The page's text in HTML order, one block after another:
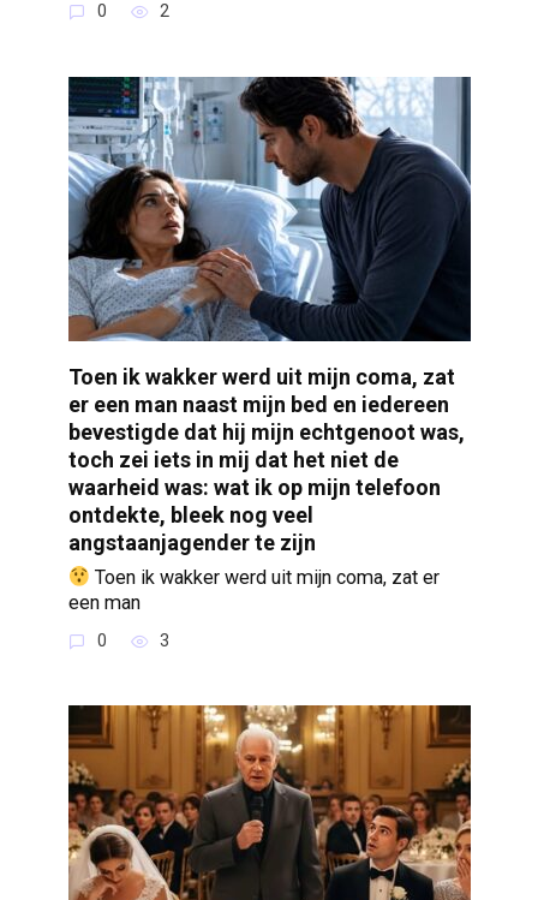
0 2
Toen ik wakker werd uit mijn coma, zat
er een man naast mijn bed en iedereen
bevestigde dat hij mijn echtgenoot was,
toch zei iets in mij dat het niet de
waarheid was: wat ik op mijn telefoon
ontdekte, bleek nog veel
angstaanjagender te zijn
Toen ik wakker werd uit mijn coma, zat er
een man
0 3